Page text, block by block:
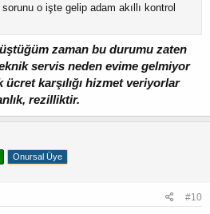
o işte gelip adam akıllı kontrol
zaman bu durumu zaten
servis neden evime gelmiyor
karşılığı hizmet veriyorlar
rezilliktir.
Onursal Üye
#10